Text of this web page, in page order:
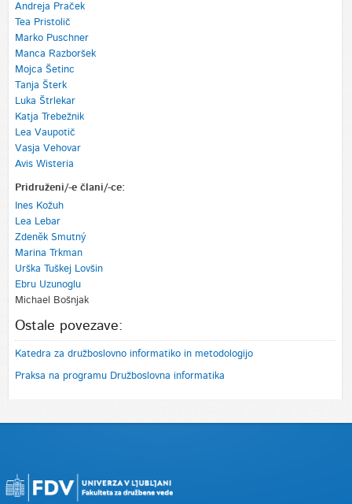
Andreja Praček
Tea Pristolič
Marko Puschner
Manca Razboršek
Mojca Šetinc
Tanja Šterk
Luka Štrlekar
Katja Trebežnik
Lea Vaupotič
Vasja Vehovar
Avis Wisteria
Pridruženi/-e člani/-ce:
Ines Kožuh
Lea Lebar
Zdeněk Smutný
Marina Trkman
Urška Tuškej Lovšin
Ebru Uzunoglu
Michael Bošnjak
Ostale povezave:
Katedra za družboslovno informatiko in metodologijo
Praksa na programu Družboslovna informatika